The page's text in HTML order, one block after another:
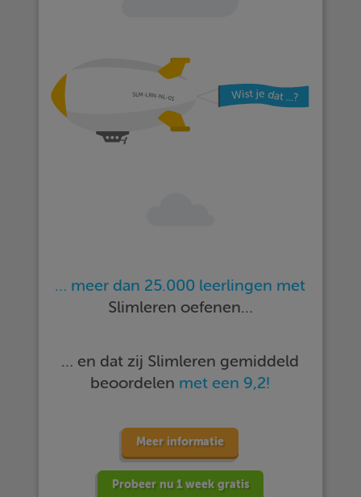
… meer dan 25.000 leerlingen met
Slimleren oefenen…
… en dat zij Slimleren gemiddeld
beoordelen met een 9,2!
Meer informatie
Probeer nu 1 week gratis